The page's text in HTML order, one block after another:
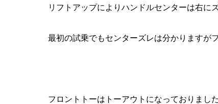
リフトアップによりハンドルセンターは右に
最初の試乗でもセンターズレは分かりますが
フロントトーはトーアウトになっておりました